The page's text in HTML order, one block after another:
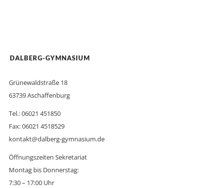
DALBERG-GYMNASIUM
Grünewaldstraße 18
63739 Aschaffenburg
Tel.: 06021 451850
Fax: 06021 4518529
kontakt@dalberg-gymnasium.de
Öffnungszeiten Sekretariat
Montag bis Donnerstag:
7:30 – 17:00 Uhr